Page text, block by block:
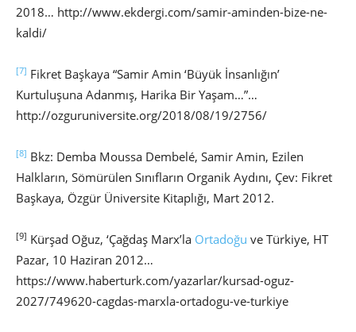
2018… http://www.ekdergi.com/samir-aminden-bize-ne-
kaldi/
[7] Fikret Başkaya “Samir Amin ‘Büyük İnsanlığın’
Kurtuluşuna Adanmış, Harika Bir Yaşam…”…
http://ozguruniversite.org/2018/08/19/2756/
[8] Bkz: Demba Moussa Dembelé, Samir Amin, Ezilen
Halkların, Sömürülen Sınıfların Organik Aydını, Çev: Fikret
Başkaya, Özgür Üniversite Kitaplığı, Mart 2012.
[9] Kürşad Oğuz, ‘Çağdaş Marx’la Ortadoğu ve Türkiye, HT
Pazar, 10 Haziran 2012…
https://www.haberturk.com/yazarlar/kursad-oguz-
2027/749620-cagdas-marxla-ortadogu-ve-turkiye